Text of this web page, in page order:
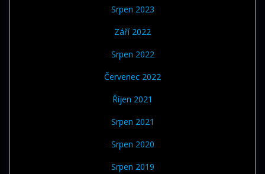
Srpen 2023
Září 2022
Srpen 2022
Červenec 2022
Říjen 2021
Srpen 2021
Srpen 2020
Srpen 2019